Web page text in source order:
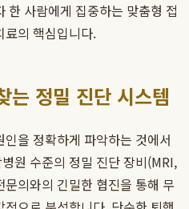
한 사람에게 집중하는 맞춤형 접
료의 핵심입니다.
는 정밀 진단 시스템
을 정확하게 파악하는 것에서
원 수준의 정밀 진단 장비(MRI,
의와의 긴밀한 협진을 통해 무